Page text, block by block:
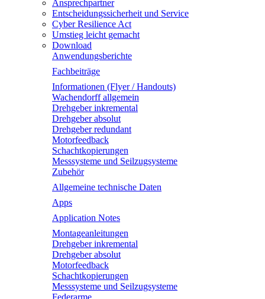
Ansprechpartner
Entscheidungssicherheit und Service
Cyber Resilience Act
Umstieg leicht gemacht
Download
Anwendungsberichte
Fachbeiträge
Informationen (Flyer / Handouts)
Wachendorff allgemein
Drehgeber inkremental
Drehgeber absolut
Drehgeber redundant
Motorfeedback
Schachtkopierungen
Messsysteme und Seilzugsysteme
Zubehör
Allgemeine technische Daten
Apps
Application Notes
Montageanleitungen
Drehgeber inkremental
Drehgeber absolut
Motorfeedback
Schachtkopierungen
Messsysteme und Seilzugsysteme
Federarme